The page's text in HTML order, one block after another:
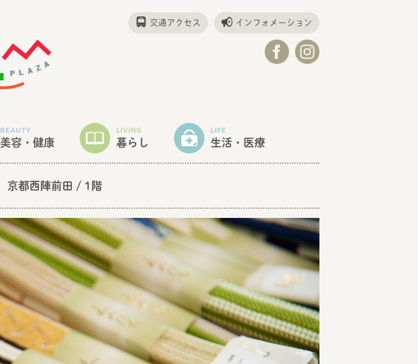
交通アクセス インフォメーション
BEAUTY
美容・健康
LIVING
暮らし
LIFE
生活・医療
京都西陣前田 / 1階